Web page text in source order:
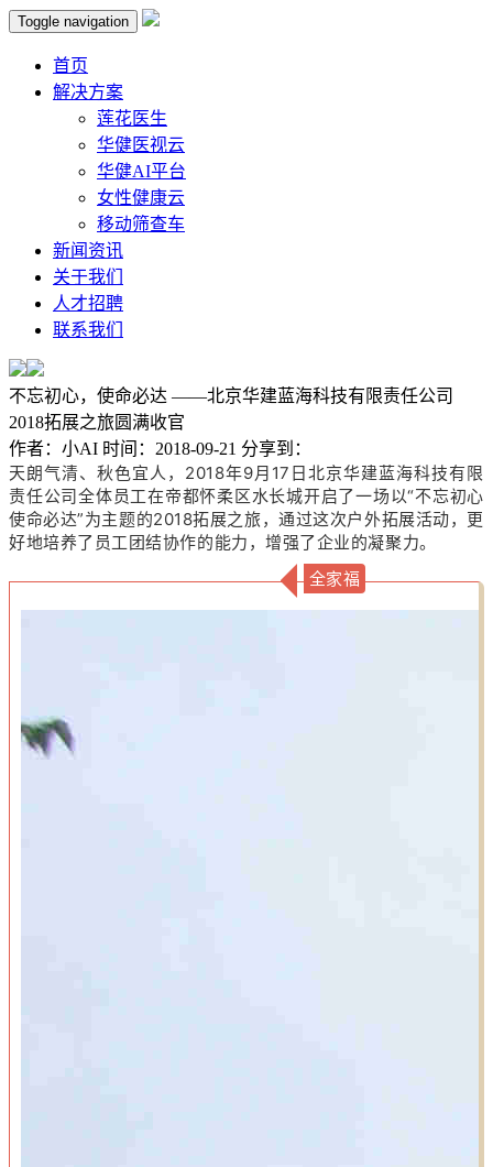
Toggle navigation
首页
解决方案
莲花医生
华健医视云
华健AI平台
女性健康云
移动筛查车
新闻资讯
关于我们
人才招聘
联系我们
不忘初心，使命必达 ——北京华建蓝海科技有限责任公司
2018拓展之旅圆满收官
作者： 小AI 时间： 2018-09-21 分享到：
天朗气清、秋色宜人，2018年9月17日北京华建蓝海科技有限
责任公司全体员工在帝都怀柔区水长城开启了一场以“不忘初心
使命必达”为主题的2018拓展之旅，通过这次户外拓展活动，更
好地培养了员工团结协作的能力，增强了企业的凝聚力。
全家福